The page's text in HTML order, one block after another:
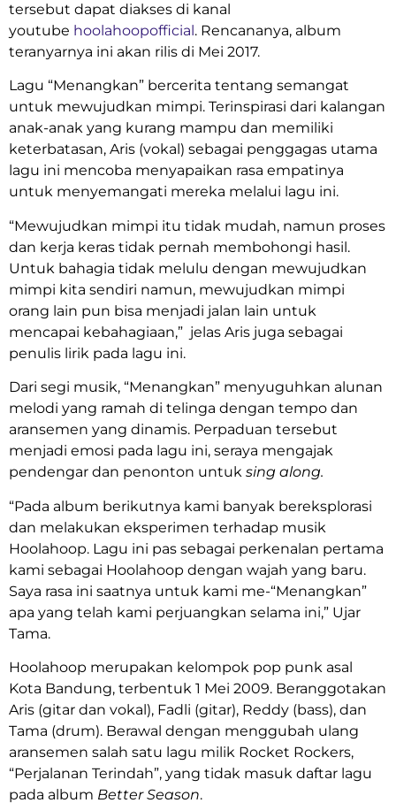
tersebut dapat diakses di kanal
youtube hoolahoopofficial. Rencananya, album
teranyarnya ini akan rilis di Mei 2017.
Lagu “Menangkan” bercerita tentang semangat
untuk mewujudkan mimpi. Terinspirasi dari kalangan
anak-anak yang kurang mampu dan memiliki
keterbatasan, Aris (vokal) sebagai penggagas utama
lagu ini mencoba menyapaikan rasa empatinya
untuk menyemangati mereka melalui lagu ini.
“Mewujudkan mimpi itu tidak mudah, namun proses
dan kerja keras tidak pernah membohongi hasil.
Untuk bahagia tidak melulu dengan mewujudkan
mimpi kita sendiri namun, mewujudkan mimpi
orang lain pun bisa menjadi jalan lain untuk
mencapai kebahagiaan,” jelas Aris juga sebagai
penulis lirik pada lagu ini.
Dari segi musik, “Menangkan” menyuguhkan alunan
melodi yang ramah di telinga dengan tempo dan
aransemen yang dinamis. Perpaduan tersebut
menjadi emosi pada lagu ini, seraya mengajak
pendengar dan penonton untuk sing along.
“Pada album berikutnya kami banyak bereksplorasi
dan melakukan eksperimen terhadap musik
Hoolahoop. Lagu ini pas sebagai perkenalan pertama
kami sebagai Hoolahoop dengan wajah yang baru.
Saya rasa ini saatnya untuk kami me-“Menangkan”
apa yang telah kami perjuangkan selama ini,” Ujar
Tama.
Hoolahoop merupakan kelompok pop punk asal
Kota Bandung, terbentuk 1 Mei 2009. Beranggotakan
Aris (gitar dan vokal), Fadli (gitar), Reddy (bass), dan
Tama (drum). Berawal dengan menggubah ulang
aransemen salah satu lagu milik Rocket Rockers,
“Perjalanan Terindah”, yang tidak masuk daftar lagu
pada album Better Season.